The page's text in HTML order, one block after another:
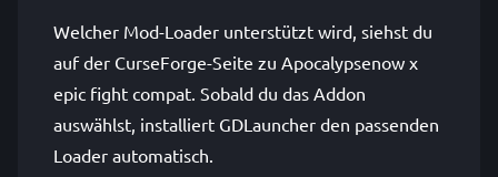
Welcher Mod-Loader unterstützt wird, siehst du
auf der CurseForge-Seite zu Apocalypsenow x
epic fight compat. Sobald du das Addon
auswählst, installiert GDLauncher den passenden
Loader automatisch.